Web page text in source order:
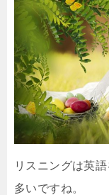
リスニングは英
多いですね。